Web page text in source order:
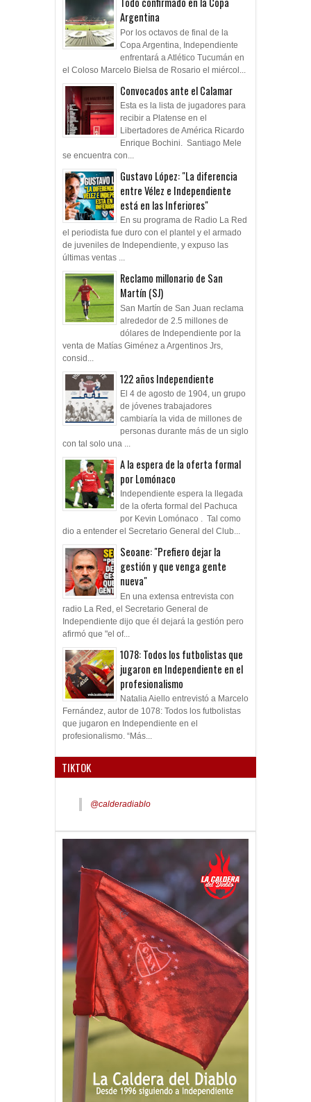
Argentina
Por los octavos de final de la
Copa Argentina, Independiente
enfrentará a Atlético Tucumán en
el Coloso Marcelo Bielsa de Rosario el miércol...
Convocados ante el Calamar
Esta es la lista de jugadores para
recibir a Platense en el
Libertadores de América Ricardo
Enrique Bochini. Santiago Mele
se encuentra con...
Gustavo López: "La diferencia
entre Vélez e Independiente
está en las Inferiores"
En su programa de Radio La Red
el periodista fue duro con el plantel y el armado
de juveniles de Independiente, y expuso las
últimas ventas ...
Reclamo millonario de San
Martín (SJ)
San Martín de San Juan reclama
alrededor de 2.5 millones de
dólares de Independiente por la
venta de Matías Giménez a Argentinos Jrs,
consid...
122 años Independiente
El 4 de agosto de 1904, un grupo
de jóvenes trabajadores
cambiaría la vida de millones de
personas durante más de un siglo
con tal solo una ...
A la espera de la oferta formal
por Lomónaco
Independiente espera la llegada
de la oferta formal del Pachuca
por Kevin Lomónaco . Tal como
dio a entender el Secretario General del Club...
Seoane: "Prefiero dejar la
gestión y que venga gente
nueva"
En una extensa entrevista con
radio La Red, el Secretario General de
Independiente dijo que él dejará la gestión pero
afirmó que "el of...
1078: Todos los futbolistas que
jugaron en Independiente en el
profesionalismo
Natalia Aiello entrevistó a Marcelo
Fernández, autor de 1078: Todos los futbolistas
que jugaron en Independiente en el
profesionalismo. “Más...
TIKTOK
@calderadiablo